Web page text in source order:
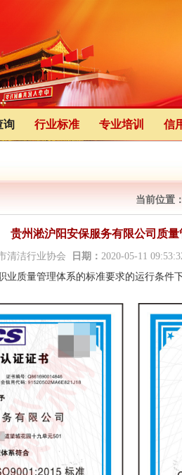
询 行业标准 专业培训 信
当前位置：
贵州淞沪阳安保服务有限公司质
清洁行业协会 日期： 2020-05-11
业质量管理体系的标准要求的运行条件